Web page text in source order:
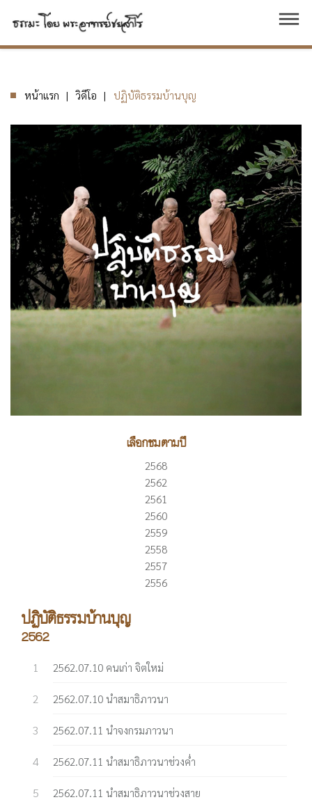
dehaze
หน้าแรก วิดีโอ ปฏิบัติธรรมบ้านบุญ
เลือกชมตามปี
2568
2562
2561
2560
2559
2558
2557
2556
ปฏิบัติธรรมบ้านบุญ
2562
2562.07.10 คนเก่า จิตใหม่
2562.07.10 นำสมาธิภาวนา
2562.07.11 นำจงกรมภาวนา
2562.07.11 นำสมาธิภาวนาช่วงค่ำ
2562.07.11 นำสมาธิภาวนาช่วงสาย